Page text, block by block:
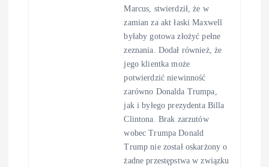
Marcus, stwierdził, że w
zamian za akt łaski Maxwell
byłaby gotowa złożyć pełne
zeznania. Dodał również, że
jego klientka może
potwierdzić niewinność
zarówno Donalda Trumpa,
jak i byłego prezydenta Billa
Clintona. Brak zarzutów
wobec Trumpa Donald
Trump nie został oskarżony o
żadne przestępstwa w związku